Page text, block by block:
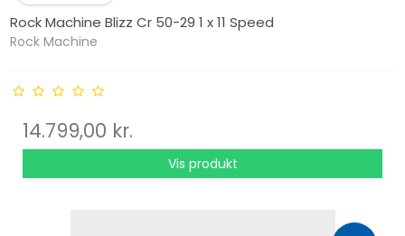
Rock Machine Blizz Cr 50-29 1 x 11 Speed
Rock Machine
14.799,00 kr.
Vis produkt